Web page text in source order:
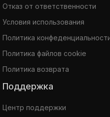
Отказ от ответственности
Условия использования
Политика
Политика файлов cookie
Политика возврата
Поддержка
Центр поддержки